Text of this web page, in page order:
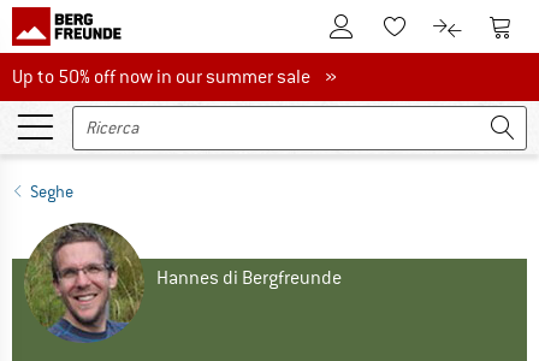
Al conto clienteAlla lista
Al Al
Up to 50% off now in our summer sale
Up to 50% off now in our summer sale »
Seghe
Hannes di Bergfreunde